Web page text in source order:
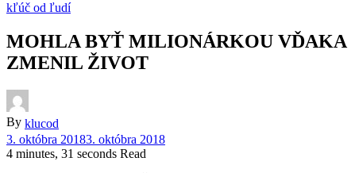
kľúč od ľudí
MOHLA BYŤ MILIONÁRKOU VĎAKA
ZMENIL ŽIVOT
By klucod
3. októbra 20183. októbra 2018
4 minutes, 31 seconds Read